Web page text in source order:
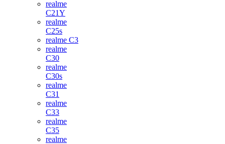
realme
C21Y
realme
C25s
realme C3
realme
C30
realme
C30s
realme
C31
realme
C33
realme
C35
realme